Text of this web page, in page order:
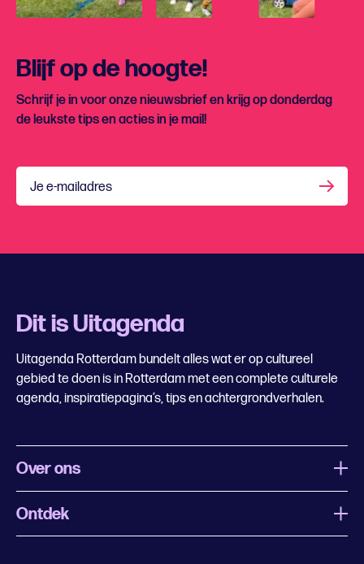
Blijf op de hoogte!
Schrijf je in voor onze nieuwsbrief en krijg op donderdag
de leukste tips en acties in je mail!
Je e-mailadres
Dit is Uitagenda
Uitagenda Rotterdam bundelt alles wat er op cultureel
gebied te doen is in Rotterdam met een complete culturele
agenda, inspiratiepagina’s, tips en achtergrondverhalen.
Over ons
Wat is Uitagenda Rotterdam
Ontdek